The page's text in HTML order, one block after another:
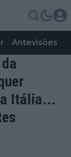
Antevisões
Itália...